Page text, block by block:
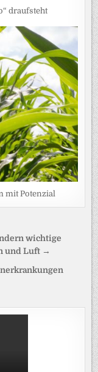
draufsteht
mit Potenzial
wichtige
und Luft →